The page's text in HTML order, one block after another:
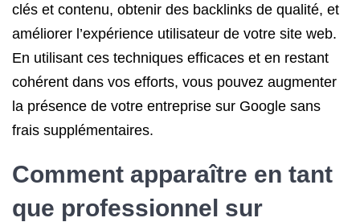
clés et contenu, obtenir des backlinks de qualité, et
améliorer l’expérience utilisateur de votre site web.
En utilisant ces techniques efficaces et en restant
cohérent dans vos efforts, vous pouvez augmenter
la présence de votre entreprise sur Google sans
frais supplémentaires.
Comment apparaître en tant
que professionnel sur